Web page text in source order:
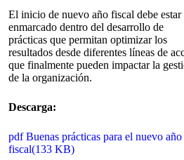
El inicio de nuevo año fiscal debe estar
enmarcado dentro del desarrollo de
prácticas que permitan optimizar los
resultados desde diferentes líneas de
que finalmente pueden impactar la
de la organización.
Descarga:
pdfBuenas prácticas para el nuevo año
fiscal(133 KB)